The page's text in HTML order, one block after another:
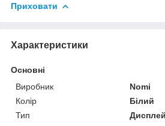
Приховати
Характеристики
Основні
Виробник
Nomi
Колір
Білий
Тип
Дисплей